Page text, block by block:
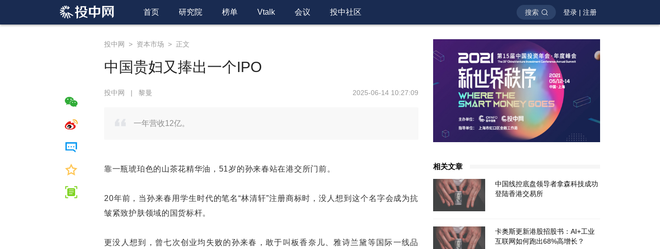
首页 研究院 榜单 Vtalk 会议 投中社区 搜索 登录 | 注册
投中网 > 资本市场 > 正文
中国贵妇又捧出一个IPO
投中网 | 黎曼 2025-06-14 10:27:09
一年营收12亿。
靠一瓶琥珀色的山茶花精华油，51岁的孙来春站在港交所门前。
20年前，当孙来春用学生时代的笔名“林清轩”注册商标时，没人想到这个名字会成为抗
皱紧致护肤领域的国货标杆。
更没人想到，曾七次创业均失败的孙来春，敢于叫板香奈儿、雅诗兰黛等国际一线品
相关文章
中国线控底盘领导者拿森科技成功
登陆香港交易所
卡奥斯更新港股招股书：AI+工业
互联网如何跑出68%高增长？